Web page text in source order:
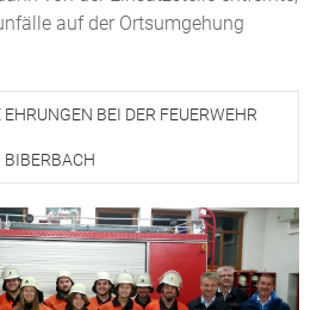
auf der Ortsumgehung
BEI DER FEUERWEHR
BIBERBACH